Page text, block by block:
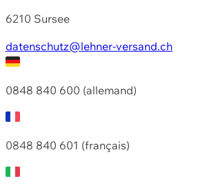
6210 Sursee
datenschutz@lehner-versand.ch
0848 840 600 (allemand)
0848 840 601 (français)